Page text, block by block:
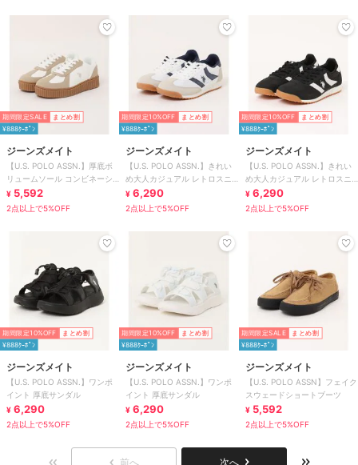
期間限定SALE
まとめ割
¥888ｸｰﾎﾟﾝ
ジーンズメイト
【U.S. POLO ASSN.】厚底ボ
リュームソール コンビネーシ
ョンスニーカー
¥ 5,592
2点以上で5%OFF
期間限定10%OFF
まとめ割
¥888ｸｰﾎﾟﾝ
ジーンズメイト
【U.S. POLO ASSN.】きれい
め大人カジュアル レトロスニ
ーカー ローカット ワンポイン
ト
¥ 6,290
2点以上で5%OFF
期間限定10%OFF
まとめ割
¥888ｸｰﾎﾟﾝ
ジーンズメイト
【U.S. POLO ASSN.】きれい
め大人カジュアル レトロスニ
ーカー ローカット ワンポイン
ト
¥ 6,290
2点以上で5%OFF
期間限定10%OFF
まとめ割
¥888ｸｰﾎﾟﾝ
ジーンズメイト
【U.S. POLO ASSN.】ワンポ
イント 厚底サンダル
¥ 6,290
2点以上で5%OFF
期間限定10%OFF
まとめ割
¥888ｸｰﾎﾟﾝ
ジーンズメイト
【U.S. POLO ASSN.】ワンポ
イント 厚底サンダル
¥ 6,290
2点以上で5%OFF
期間限定SALE
まとめ割
¥888ｸｰﾎﾟﾝ
ジーンズメイト
【U.S. POLO ASSN】フェイク
スウェードショートブーツ
¥ 5,592
2点以上で5%OFF
前へ 次へ